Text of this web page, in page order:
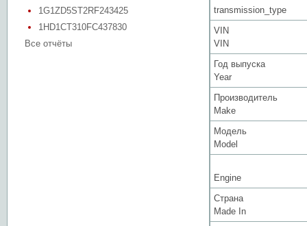
1G1ZD5ST2RF243425
1HD1CT310FC437830
Все отчёты
transmission_type
VIN
VIN
Год выпуска
Year
Производитель
Make
Модель
Model
Engine
Страна
Made In